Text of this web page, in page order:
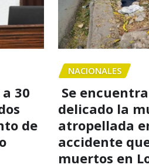
30
de
NACIONALES
Se
delicado la
atropellada
accidente
muertos en